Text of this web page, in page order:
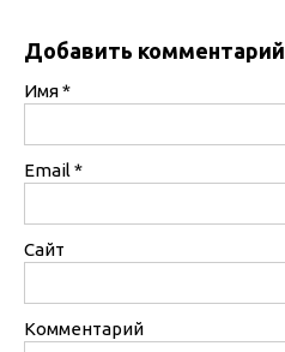
Добавить комментарий
Имя*
Email *
Сайт
Комментарий